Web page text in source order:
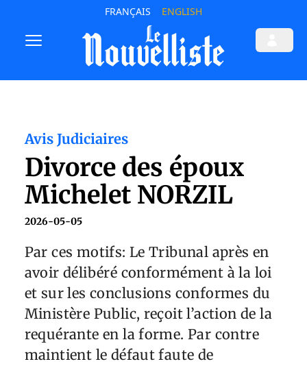
FRANÇAIS ENGLISH
Avis Judiciaires
Divorce des époux
Michelet NORZIL
2026-05-05
Par ces motifs: Le Tribunal après en
avoir délibéré conformément à la loi
et sur les conclusions conformes du
Ministère Public, reçoit l’action de la
requérante en la forme. Par contre
maintient le défaut faute de